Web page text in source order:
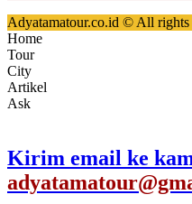
Adyatamatour.co.id © All rights
Home
Tour
City
Artikel
Ask
Kirim email ke